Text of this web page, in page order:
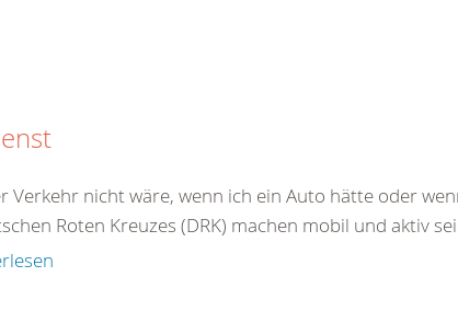
Verkehr nicht wäre, wenn ich ein Auto hätte oder
Roten Kreuzes (DRK) machen mobil und aktiv